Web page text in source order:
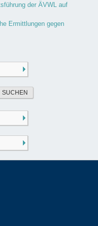
der ÄVWL auf
Ermittlungen gegen